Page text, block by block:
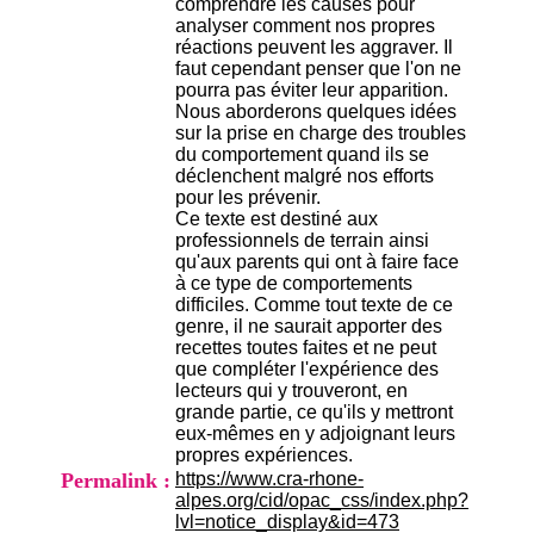
comprendre les causes pour
analyser comment nos propres
réactions peuvent les aggraver. Il
faut cependant penser que l'on ne
pourra pas éviter leur apparition.
Nous aborderons quelques idées
sur la prise en charge des troubles
du comportement quand ils se
déclenchent malgré nos efforts
pour les prévenir.
Ce texte est destiné aux
professionnels de terrain ainsi
qu'aux parents qui ont à faire face
à ce type de comportements
difficiles. Comme tout texte de ce
genre, il ne saurait apporter des
recettes toutes faites et ne peut
que compléter l'expérience des
lecteurs qui y trouveront, en
grande partie, ce qu'ils y mettront
eux-mêmes en y adjoignant leurs
propres expériences.
Permalink : https://www.cra-rhone-
alpes.org/cid/opac_css/index.php?
lvl=notice_display&id=473
o
s
p
i
t
a
l
i
e
r
l
e
V
i
n
a
t
i
e
r
,
b
â
t
.